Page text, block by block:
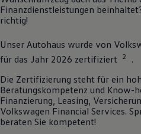
Finanzdienstleistungen
richtig!
Unser Autohaus wurde von
für das Jahr 2026 zertifiziert 2
.
Die Zertifizierung steht für ein
Beratungskompetenz und Know-
Finanzierung, Leasing,
Volkswagen Financial Services.
beraten Sie kompetent!